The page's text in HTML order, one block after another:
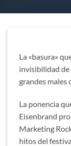
La «basura»
invisibilidad de
grandes males
La ponencia
Eisenbrand
Marketing
hitos del